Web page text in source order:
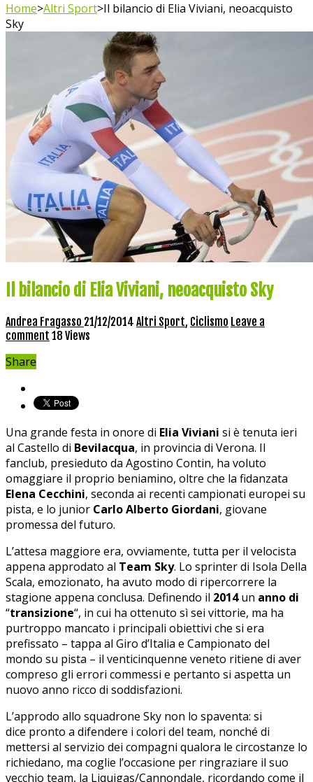
Home>Altri Sport>Il bilancio di Elia Viviani, neoacquisto
Sky
Il bilancio di Elia Viviani, neoacquisto Sky
Andrea Fragasso 21/12/2014 Altri Sport, Ciclismo Leave a
comment 18 Views
Share
Una grande festa in onore di Elia Viviani si è tenuta ieri
al Castello di Bevilacqua, in provincia di Verona. Il
fanclub, presieduto da Agostino Contin, ha voluto
omaggiare il proprio beniamino, oltre che la fidanzata
Elena Cecchini, seconda ai recenti campionati europei su
pista, e lo junior Carlo Alberto Giordani, giovane
promessa del futuro.
L’attesa maggiore era, ovviamente, tutta per il velocista
appena approdato al Team Sky. Lo sprinter di Isola Della
Scala, emozionato, ha avuto modo di ripercorrere la
stagione appena conclusa. Definendo il 2014un anno di
“transizione“, in cui ha ottenuto sì sei vittorie, ma ha
purtroppo mancato i principali obiettivi che si era
prefissato – tappa al Giro d’Italia e Campionato del
mondo su pista – il venticinquenne veneto ritiene di aver
compreso gli errori commessi e pertanto si aspetta un
nuovo anno ricco di soddisfazioni.
L’approdo allo squadrone Sky non lo spaventa: si
dice pronto a difendere i colori del team, nonché di
mettersi al servizio dei compagni qualora le circostanze lo
richiedano, ma coglie l’occasione per ringraziare il suo
vecchio team, la Liquigas/Cannondale, ricordando come il